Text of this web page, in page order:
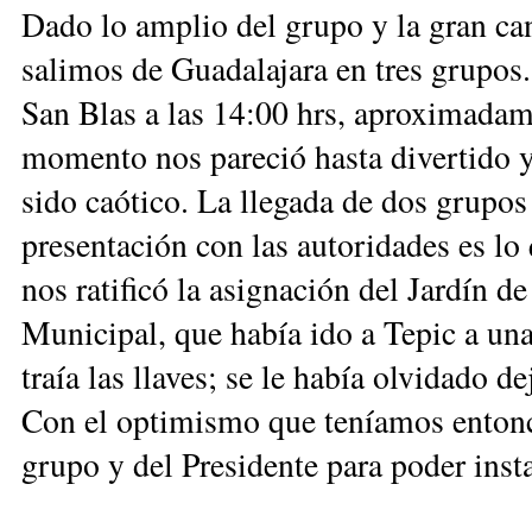
Dado lo amplio del grupo y la gran
salimos de Guadalajara en tres
San Blas a las 14:00 hrs,
momento nos pareció hasta divertido
sido caótico. La llegada de dos
presentación con las autoridades es
nos ratificó la asignación del Jardín
Municipal, que había ido a Tepic a
traía las llaves; se le había olvidado
Con el optimismo que teníamos
grupo y del Presidente para poder